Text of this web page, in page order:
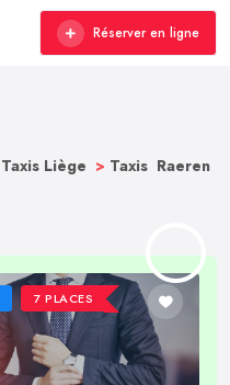
Réserver en ligne
Taxis Liège > Taxis Raeren
7 PLACES